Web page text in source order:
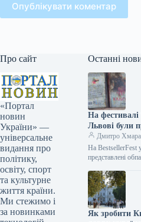
Опублікувати коментар
Про сайт
«Портал
новин
України» —
універсальне
видання про
політику,
освіту, спорт
та культурне
життя країни.
Ми стежимо і
за новинками
Останні
На фестивалі
Львові були
обгорілі
складу, який
російського
Дмитро Хмара
На BestsellerFest
представлені
08.08.2026 08:54
та інші
Як зробити